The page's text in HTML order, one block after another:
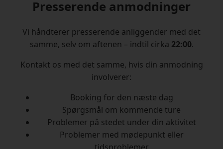
Presserende anmodninger
Vi håndterer presserende anliggender med det
samme, selv om aftenen – indtil cirka 22:00.
Kontakt os med det samme, hvis din anmodning
involverer:
Booking for den næste dag
Spørgsmål om kommende ture
Problemer på stedet under din aktivitet
Problemer med mødepunkt eller